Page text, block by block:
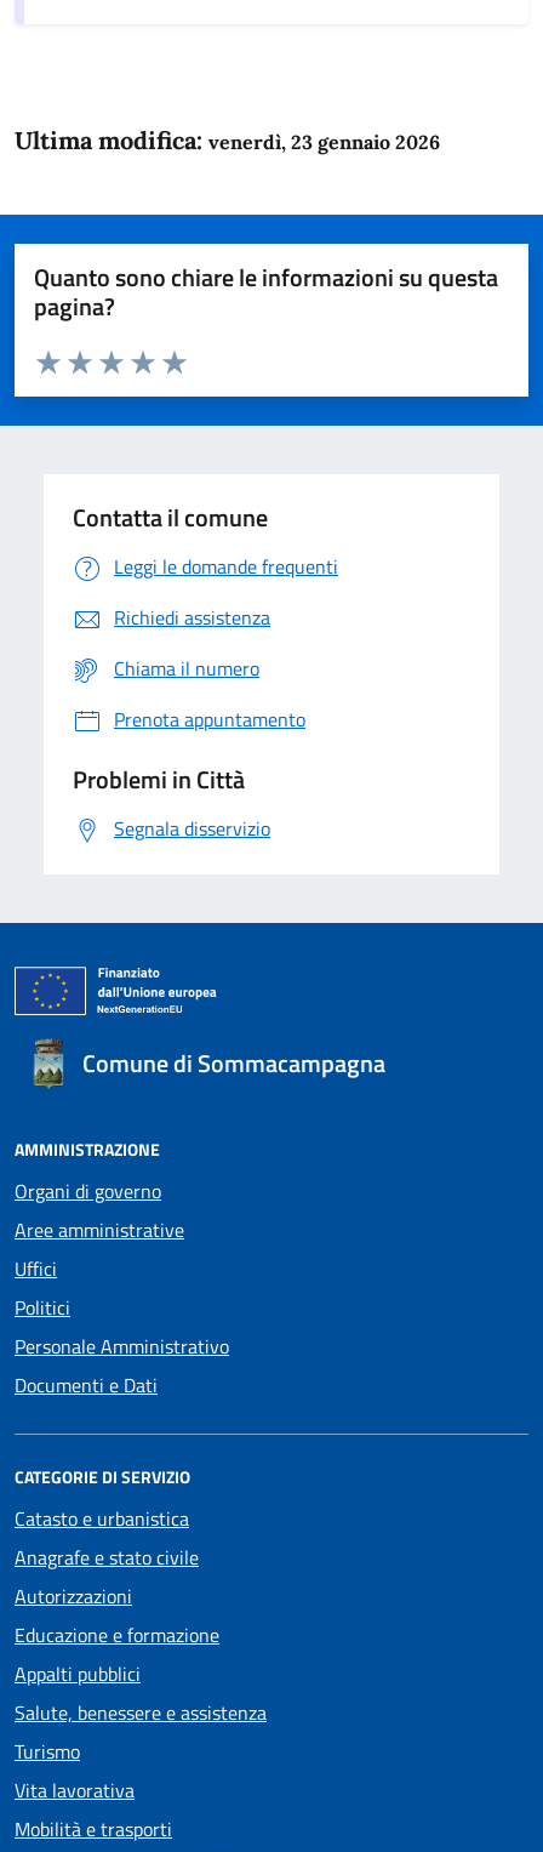
Ultima modifica: venerdì, 23 gennaio 2026
Quanto sono chiare le informazioni su questa
pagina?
Domanda
Valuta da 1 a 5 stelle la pagina
Valuta 5 stelle su 5
Valuta 4 stelle su 5
Valuta 3 stelle su 5
Valuta 2 stelle su 5
Valuta 1 stelle su 5
Contatta il comune
Leggi le domande frequenti
Richiedi assistenza
Chiama il numero
Prenota appuntamento
Problemi in Città
Segnala disservizio
Comune di Sommacampagna
AMMINISTRAZIONE
Organi di governo
Aree amministrative
Uffici
Politici
Personale Amministrativo
Documenti e Dati
CATEGORIE DI SERVIZIO
Catasto e urbanistica
Anagrafe e stato civile
Autorizzazioni
Educazione e formazione
Appalti pubblici
Salute, benessere e assistenza
Turismo
Vita lavorativa
Mobilità e trasporti